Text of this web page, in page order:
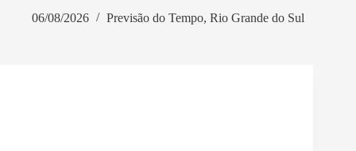
06/08/2026
Previsão do Tempo, Rio Grande do Sul